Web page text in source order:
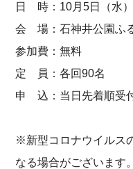
日 時：10月5日（水
会 場：石神井公園ふ
参加費：無料
定 員：各回90名
申 込：当日先着順受
※新型コロナウイルス
なる場合がございます。